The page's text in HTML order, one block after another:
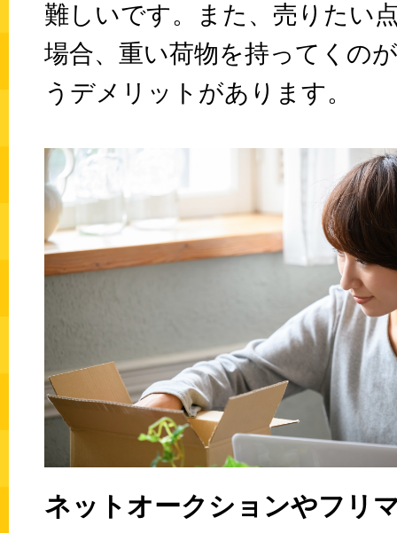
難しいです。また、売りたい
場合、重い荷物を持ってくの
うデメリットがあります。
ネットオークションやフリ